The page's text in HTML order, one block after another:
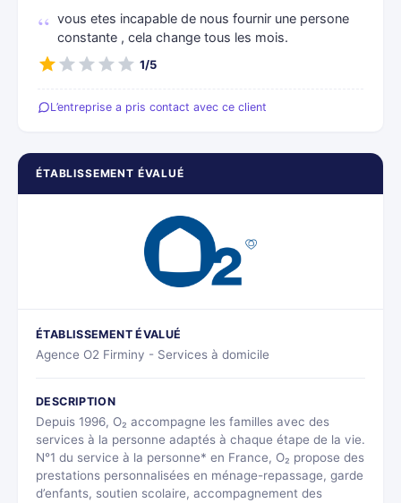
ÉTABLISSEMENT ÉVALUÉ
ÉTABLISSEMENT ÉVALUÉ
Agence O2 Firminy - Services à domicile
DESCRIPTION
Depuis 1996, O₂ accompagne les familles avec des
services à la personne adaptés à chaque étape de la vie.
N°1 du service à la personne* en France, O₂ propose des
prestations personnalisées en ménage-repassage, garde
d’enfants, soutien scolaire, accompagnement des
vous etes incapable de nous fournir une persone
constante , cela change tous les mois.
1/5
L’entreprise a pris contact avec ce client